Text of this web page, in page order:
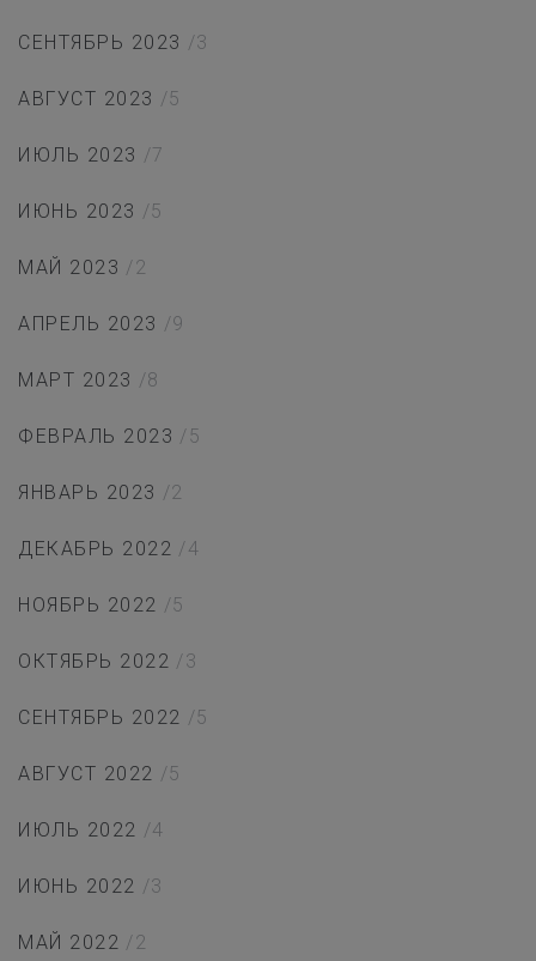
СЕНТЯБРЬ 2023 /3
АВГУСТ 2023 /5
ИЮЛЬ 2023 /7
ИЮНЬ 2023 /5
МАЙ 2023 /2
АПРЕЛЬ 2023 /9
МАРТ 2023 /8
ФЕВРАЛЬ 2023 /5
ЯНВАРЬ 2023 /2
ДЕКАБРЬ 2022 /4
НОЯБРЬ 2022 /5
ОКТЯБРЬ 2022 /3
СЕНТЯБРЬ 2022 /5
АВГУСТ 2022 /5
ИЮЛЬ 2022 /4
ИЮНЬ 2022 /3
МАЙ 2022 /2